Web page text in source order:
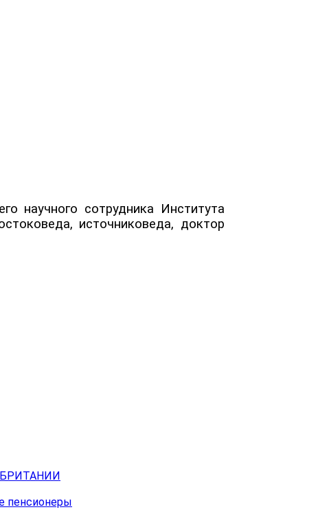
научного сотрудника Института
источниковеда, доктор
пенсионеры